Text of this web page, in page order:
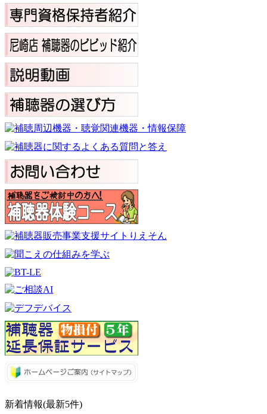
新着情報(最新5件)